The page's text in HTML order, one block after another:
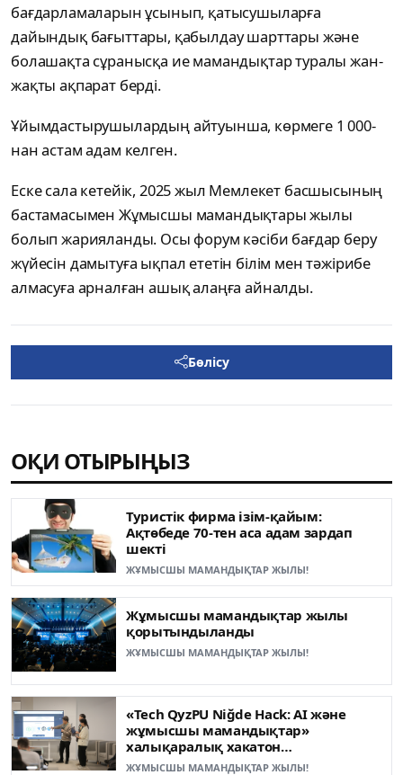
бағдарламаларын ұсынып, қатысушыларға
дайындық бағыттары, қабылдау шарттары және
болашақта сұранысқа ие мамандықтар туралы жан-
жақты ақпарат берді.
Ұйымдастырушылардың айтуынша, көрмеге 1 000-
нан астам адам келген.
Еске сала кетейік, 2025 жыл Мемлекет басшысының
бастамасымен Жұмысшы мамандықтары жылы
болып жарияланды. Осы форум кәсіби бағдар беру
жүйесін дамытуға ықпал ететін білім мен тәжірибе
алмасуға арналған ашық алаңға айналды.
Бөлісу
ОҚИ ОТЫРЫҢЫЗ
Туристік фирма ізім-қайым:
Ақтөбеде 70-тен аса адам зардап
шекті
ЖҰМЫСШЫ МАМАНДЫҚТАР ЖЫЛЫ!
Жұмысшы мамандықтар жылы
қорытындыланды
ЖҰМЫСШЫ МАМАНДЫҚТАР ЖЫЛЫ!
«Tech QyzPU Niğde Hack: AI және
жұмысшы мамандықтар»
халықаралық хакатон
жеңімпаздары анықталды
ЖҰМЫСШЫ МАМАНДЫҚТАР ЖЫЛЫ!